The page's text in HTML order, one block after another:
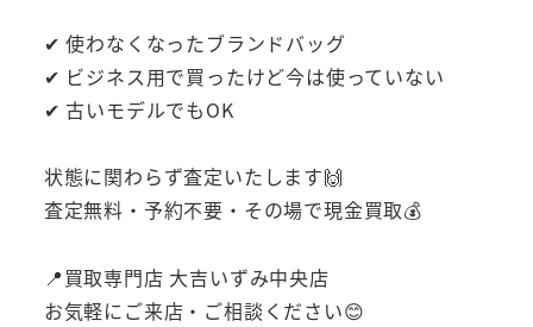
✔ 使わなくなったブランドバッグ
✔ ビジネス用で買ったけど今は使っていない
✔ 古いモデルでもOK
状態に関わらず査定いたします🙌
査定無料・予約不要・その場で現金買取💰
📍買取専門店 大吉いずみ中央店
お気軽にご来店・ご相談ください😊